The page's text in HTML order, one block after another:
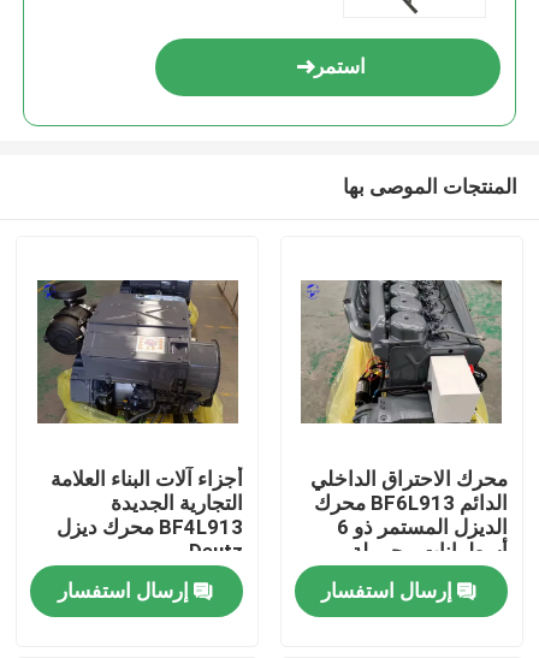
استمر
المنتجات الموصى بها
محرك الاحتراق الداخلي
الدائم BF6L913 محرك
الديزل المستمر ذو 6
أسطوانات محمولة
بالتوربوكولر ومبردة
بالهواء لمعدات التعدين
إرسال استفسار
أجزاء آلات البناء العلامة
التجارية الجديدة
BF4L913 محرك ديزل
Deutz
إرسال استفسار